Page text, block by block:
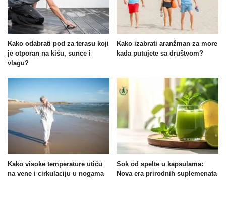
Kako odabrati pod za terasu koji
je otporan na kišu, sunce i
vlagu?
Kako izabrati aranžman za more
kada putujete sa društvom?
Kako visoke temperature utiču
na vene i cirkulaciju u nogama
Sok od spelte u kapsulama:
Nova era prirodnih suplemenata